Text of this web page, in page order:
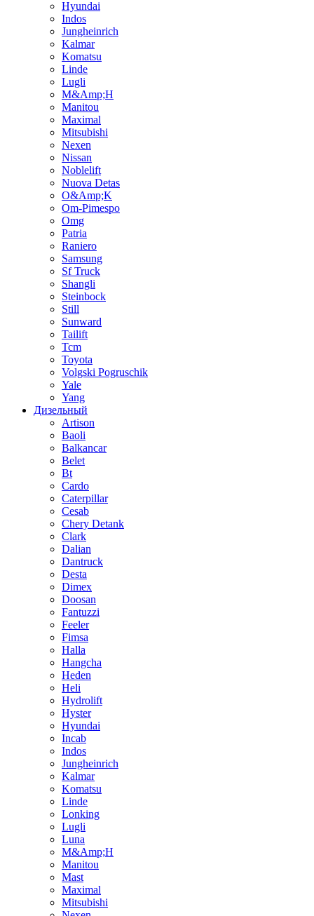
Hyundai
Indos
Jungheinrich
Kalmar
Komatsu
Linde
Lugli
M&Amp;H
Manitou
Maximal
Mitsubishi
Nexen
Nissan
Noblelift
Nuova Detas
O&Amp;K
Om-Pimespo
Omg
Patria
Raniero
Samsung
Sf Truck
Shangli
Steinbock
Still
Sunward
Tailift
Tcm
Toyota
Volgski Pogruschik
Yale
Yang
Дизельный
Artison
Baoli
Balkancar
Belet
Bt
Cardo
Caterpillar
Cesab
Chery Detank
Clark
Dalian
Dantruck
Desta
Dimex
Doosan
Fantuzzi
Feeler
Fimsa
Halla
Hangcha
Heden
Heli
Hydrolift
Hyster
Hyundai
Incab
Indos
Jungheinrich
Kalmar
Komatsu
Linde
Lonking
Lugli
Luna
M&Amp;H
Manitou
Mast
Maximal
Mitsubishi